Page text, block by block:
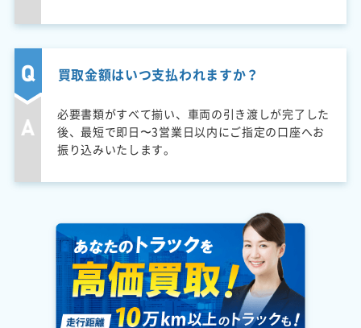
買取金額はいつ支払われますか？
必要書類がすべて揃い、車両の引き渡しが完了した
後、最短で即日〜3営業日以内にご指定の口座へお
振り込みいたします。